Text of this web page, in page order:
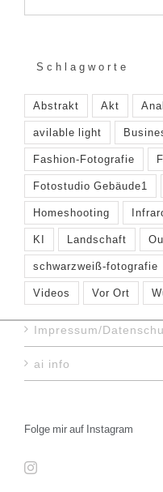
Schlagworte
Abstrakt Akt
avilable light
Fashion-Fotografie
Fotostudio Gebäude1
Homeshooting
KI
Landschaft
schwarzweiß-fotografie
Videos
Vor Ort
Impressum/
ai info
Folge mir auf Instagram